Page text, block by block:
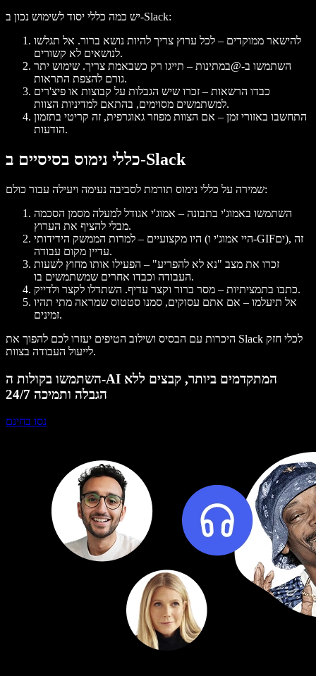
יש כמה כללי יסוד לשימוש נכון ב‑Slack:
להישאר ממוקדים – לכל ערוץ צריך להיות נושא ברור. אל תגלשו
לנושאים לא קשורים.
השתמשו ב‑@במתינות – תייגו רק כשבאמת צריך. שימוש יתר
גורם להצפת התראות.
כבדו הרשאות – זכרו שיש הגבלות על קבוצות או פיצ'רים
למשתמשים מסוימים, בהתאם למדיניות הצוות.
התחשבו באזורי זמן – אם הצוות מפוזר גאוגרפית, זה קריטי בתזמון
הודעות.
כללי נימוס בסיסיים ב‑Slack
שמירה על כללי נימוס תורמת לסביבה נעימה ויעילה עבור כולם:
השתמשו באמוג'י בתבונה – אמוג'י אגודל למעלה מסמן הסכמה
מבלי להציף את הערוץ.
היו מקצועיים – למרות הממשק הידידותי (היי אמוג'י ו‑GIFים), זה
עדיין מקום עבודה.
זכרו את מצב "נא לא להפריע" – הפעילו אותו מחוץ לשעות
העבודה וכבדו אחרים שמשתמשים בו.
כתבו בתמציתיות – מסר ברור וקצר עדיף. השתדלו לקצר ולדייק.
אל תיעלמו – אם אתם עסוקים, סמנו סטטוס שמראה מתי תהיו
זמינים.
היכרות עם הבסיס ושילוב הטיפים יעזרו לכם להפוך את Slack לכלי חזק
לייעול העבודה בצוות.
השתמשו בקולות ה-AI המתקדמים ביותר, קבצים ללא
הגבלה ותמיכה 24/7
נסו בחינם